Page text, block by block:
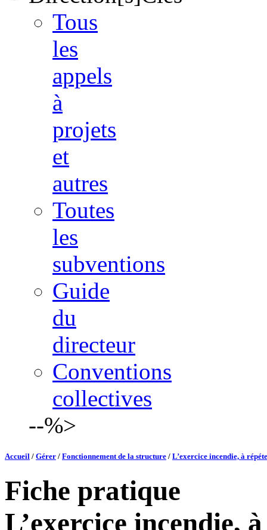
Tous
les
appels
à
projets
et
autres
Toutes
les
subventions
Guide
du
directeur
Conventions
collectives
--%>
Accueil / Gérer / Fonctionnement de la structure / L’exercice incendie, à
Fiche pratique
L’exercice incendie,